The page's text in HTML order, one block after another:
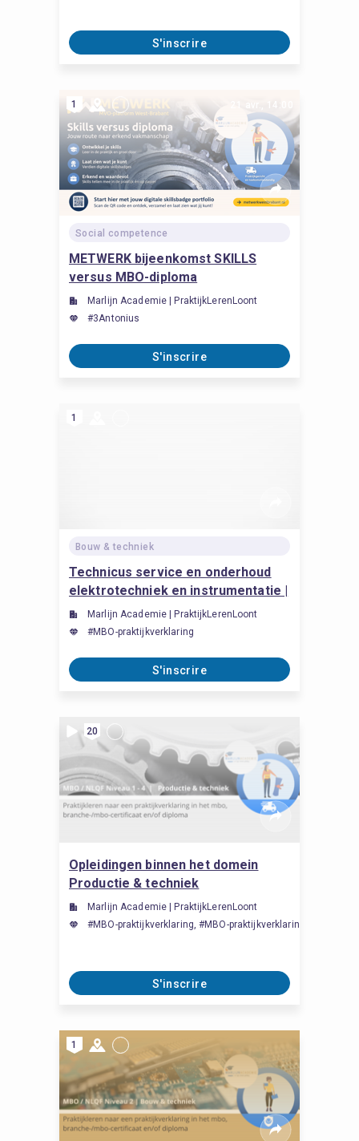
S'inscrire
1
Social competence
METWERK bijeenkomst SKILLS
versus MBO-diploma
Marlijn Academie | PraktijkLerenLoont
#3Antonius
S'inscrire
1
Bouw & techniek
Technicus service en onderhoud
elektrotechniek en instrumentatie |
25309, mbo 4
Marlijn Academie | PraktijkLerenLoont
#MBO-praktijkverklaring
S'inscrire
20
Opleidingen binnen het domein
Productie & techniek
Marlijn Academie | PraktijkLerenLoont
#MBO-praktijkverklaring, #MBO-praktijkverklaring, #MBO-
S'inscrire
1